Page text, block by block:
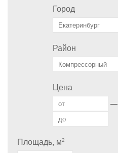
Город
Район
Цена
—
Площадь, м2